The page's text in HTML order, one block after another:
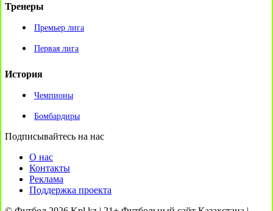
Тренеры
Премьер лига
Первая лига
История
Чемпионы
Бомбардиры
Подписывайтесь на нас
О нас
Контакты
Реклама
Поддержка проекта